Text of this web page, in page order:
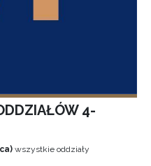
4-
wszystkie oddziały